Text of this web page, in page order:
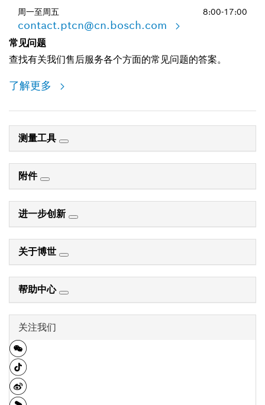
周一至周五 8:00-17:00
contact.ptcn@cn.bosch.com
常见问题
查找有关我们售后服务各个方面的常见问题的答案。
了解更多
测量工具
附件
进一步创新
关于博世
帮助中心
关注我们